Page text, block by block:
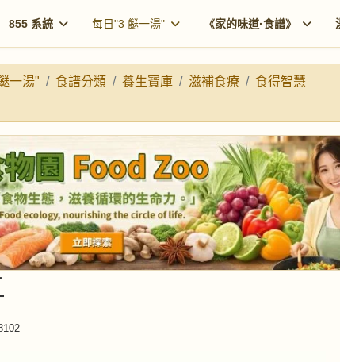
855 系統 每日"3 餸一湯" 《家的味道·食譜》
一湯" 食譜分類 養生寶庫 滋補食療
食得智慧